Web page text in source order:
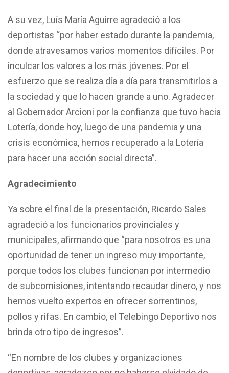
A su vez, Luís María Aguirre agradeció a los
deportistas “por haber estado durante la pandemia,
donde atravesamos varios momentos difíciles. Por
inculcar los valores a los más jóvenes. Por el
esfuerzo que se realiza día a día para transmitirlos a
la sociedad y que lo hacen grande a uno. Agradecer
al Gobernador Arcioni por la confianza que tuvo hacia
Lotería, donde hoy, luego de una pandemia y una
crisis económica, hemos recuperado a la Lotería
para hacer una acción social directa”.
Agradecimiento
Ya sobre el final de la presentación, Ricardo Sales
agradeció a los funcionarios provinciales y
municipales, afirmando que “para nosotros es una
oportunidad de tener un ingreso muy importante,
porque todos los clubes funcionan por intermedio
de subcomisiones, intentando recaudar dinero, y nos
hemos vuelto expertos en ofrecer sorrentinos,
pollos y rifas. En cambio, el Telebingo Deportivo nos
brinda otro tipo de ingresos”.
“En nombre de los clubes y organizaciones